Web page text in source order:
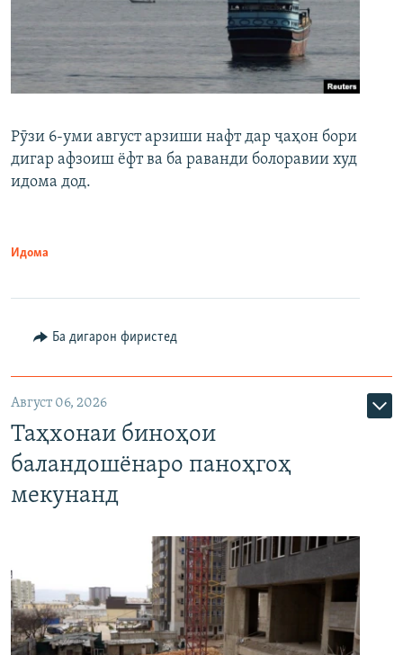
Рӯзи 6-уми август арзиши нафт дар ҷаҳон бори
дигар афзоиш ёфт ва ба раванди болоравии худ
идома дод.
Идома
Ба дигарон фиристед
Август 06, 2026
Таҳхонаи биноҳои
баландошёнаро паноҳгоҳ
мекунанд